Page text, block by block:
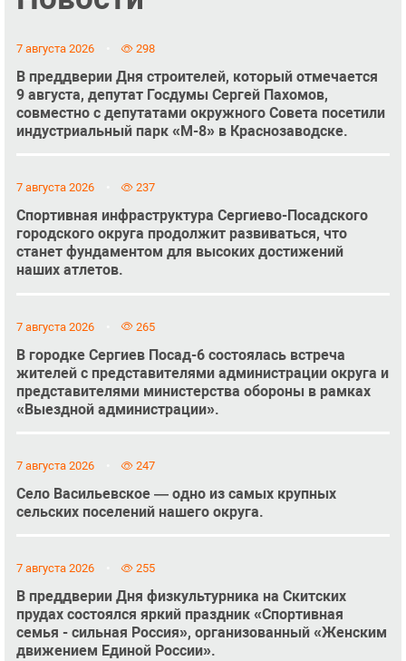
7 августа 2026 298
В преддверии Дня строителей, который отмечается
9 августа, депутат Госдумы Сергей Пахомов,
совместно с депутатами окружного Совета посетили
индустриальный парк «М-8» в Краснозаводске.
7 августа 2026 237
Спортивная инфраструктура Сергиево-Посадского
городского округа продолжит развиваться, что
станет фундаментом для высоких достижений
наших атлетов.
7 августа 2026 265
В городке Сергиев Посад-6 состоялась встреча
жителей с представителями администрации округа и
представителями министерства обороны в рамках
«Выездной администрации».
7 августа 2026 247
Село Васильевское — одно из самых крупных
сельских поселений нашего округа.
7 августа 2026 255
В преддверии Дня физкультурника на Скитских
прудах состоялся яркий праздник «Спортивная
семья - сильная Россия», организованный «Женским
движением Единой России».